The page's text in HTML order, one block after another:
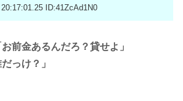
ID:41ZcAd1N0
前金あるんだろ？貸せよ」
っけ？」